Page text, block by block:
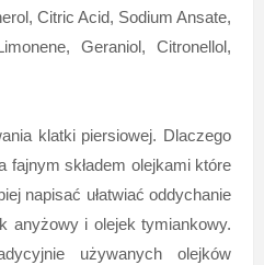
Citric Acid, Sodium Ansate,
Geraniol, Citronellol,
klatki piersiowej. Dlaczego
fajnym składem olejkami które
napisać ułatwiać oddychanie
anyżowy i olejek tymiankowy.
używanych olejków